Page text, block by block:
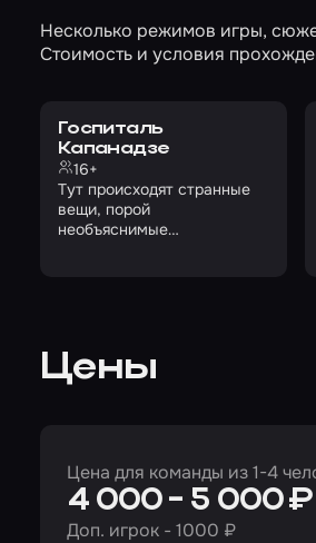
Несколько режимов игры,
Стоимость и условия
Госпиталь
Капанадзе
16+
Тут происходят странные
вещи, порой
необъяснимые…
Цены
Цена для команды из 1-4
4 000 - 5 000 ₽
Доп. игрок - 1000 ₽